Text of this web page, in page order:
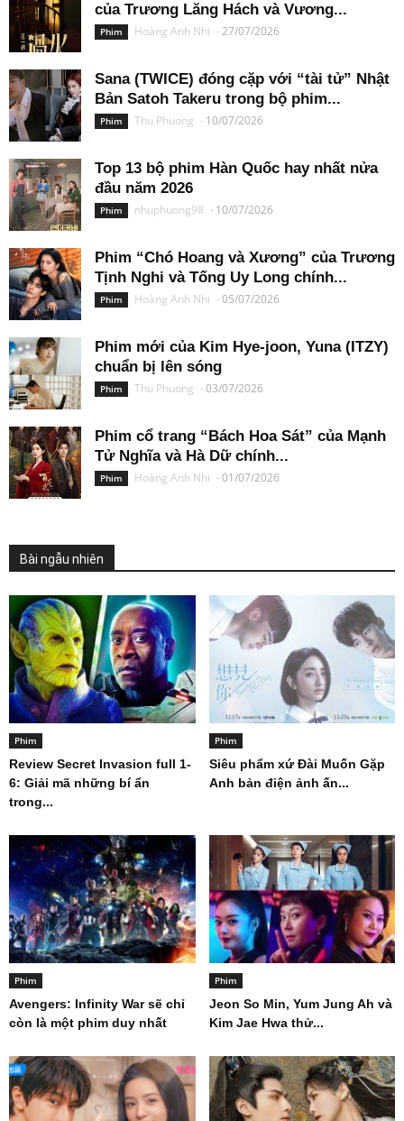
của Trương Lăng Hách và Vương...
Phim Hoàng Anh Nhi -27/07/2026
Sana (TWICE) đóng cặp với “tài tử” Nhật
Bản Satoh Takeru trong bộ phim...
Phim Thu Phuong - 10/07/2026
Top 13 bộ phim Hàn Quốc hay nhất nửa
đầu năm 2026
Phim nhuphuong98 - 10/07/2026
Phim “Chó Hoang và Xương” của Trương
Tịnh Nghi và Tống Uy Long chính...
Phim Hoàng Anh Nhi -05/07/2026
Phim mới của Kim Hye-joon, Yuna (ITZY)
chuẩn bị lên sóng
Phim Thu Phuong -03/07/2026
Phim cổ trang “Bách Hoa Sát” của Mạnh
Tử Nghĩa và Hà Dữ chính...
Phim Hoàng Anh Nhi -01/07/2026
Bài ngẫu nhiên
Phim
Review Secret Invasion full 1-
6: Giải mã những bí ẩn
trong...
Phim
Siêu phẩm xứ Đài Muốn Gặp
Anh bản điện ảnh ấn...
Phim
Avengers: Infinity War sẽ chỉ
còn là một phim duy nhất
Phim
Jeon So Min, Yum Jung Ah và
Kim Jae Hwa thử...